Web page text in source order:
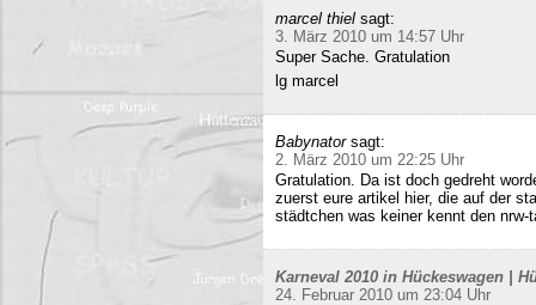
marcel thiel sagt:
3. März 2010 um 14:57 Uhr
Super Sache. Gratulation
lg marcel
Babynator sagt:
2. März 2010 um 22:25 Uhr
Gratulation. Da ist doch gedreht
zuerst eure artikel hier, die auf der
städtchen was keiner kennt den nrw-
Karneval 2010 in Hückeswagen |
24. Februar 2010 um 23:04 Uhr